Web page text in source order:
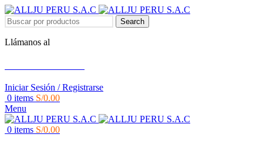
Search
Llámanos al
Iniciar Sesión / Registrarse
0 items S/0.00
Menu
0 items S/0.00